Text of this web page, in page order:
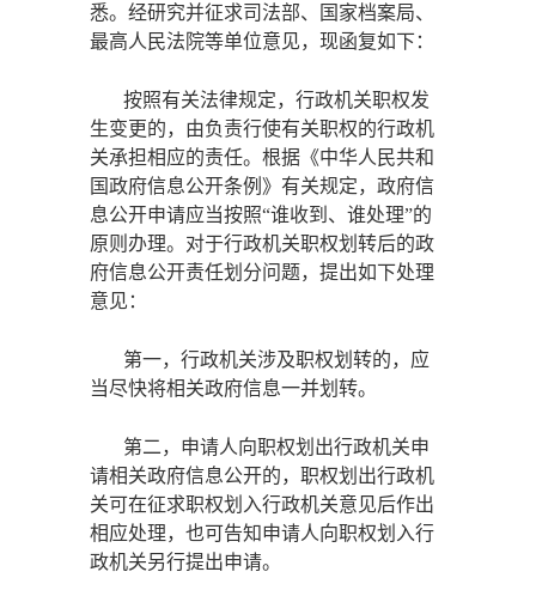
悉。经研究并征求司法部、国家档案局、
最高人民法院等单位意见，现函复如下：
按照有关法律规定，行政机关职权发
生变更的，由负责行使有关职权的行政机
关承担相应的责任。根据《中华人民共和
国政府信息公开条例》有关规定，政府信
息公开申请应当按照“谁收到、谁处理”的
原则办理。对于行政机关职权划转后的政
府信息公开责任划分问题，提出如下处理
意见：
第一，行政机关涉及职权划转的，应
当尽快将相关政府信息一并划转。
第二，申请人向职权划出行政机关申
请相关政府信息公开的，职权划出行政机
关可在征求职权划入行政机关意见后作出
相应处理，也可告知申请人向职权划入行
政机关另行提出申请。